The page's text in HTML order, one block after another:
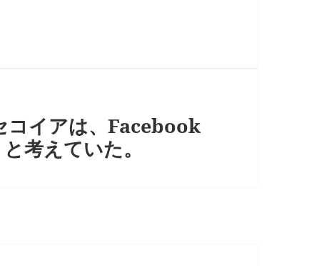
イアは、Facebook
考えていた。